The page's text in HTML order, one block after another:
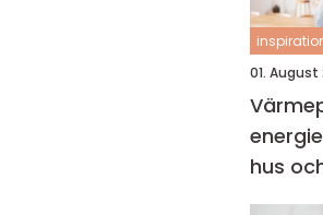
01. August
hus